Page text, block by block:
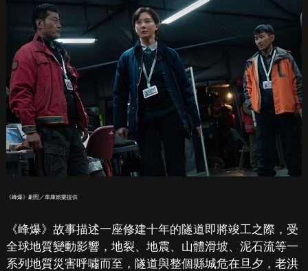
《峰爆》劇照／車庫娛樂提供
《峰爆》故事描述一座修建十年的隧道即將竣工之際，受
全球地質變動影響，地裂、地震、山體滑坡、泥石流等一
系列地質災害呼嘯而至，隧道與整個縣城危在旦夕，老洪